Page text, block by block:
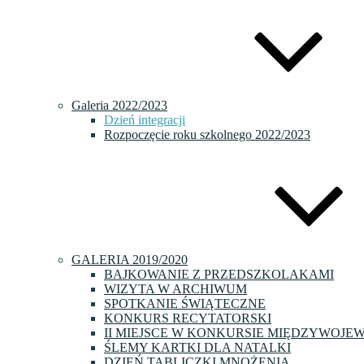
Galeria 2022/2023
Dzień integracji
Rozpoczęcie roku szkolnego 2022/2023
GALERIA 2019/2020
BAJKOWANIE Z PRZEDSZKOLAKAMI
WIZYTA W ARCHIWUM
SPOTKANIE ŚWIĄTECZNE
KONKURS RECYTATORSKI
II MIEJSCE W KONKURSIE
ŚLEMY KARTKI DLA NATALKI